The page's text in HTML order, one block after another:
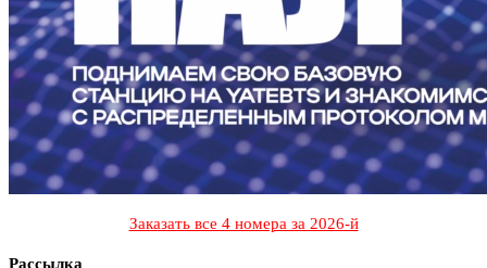
Заказать все 4 номера за 2026-й
Рассылка